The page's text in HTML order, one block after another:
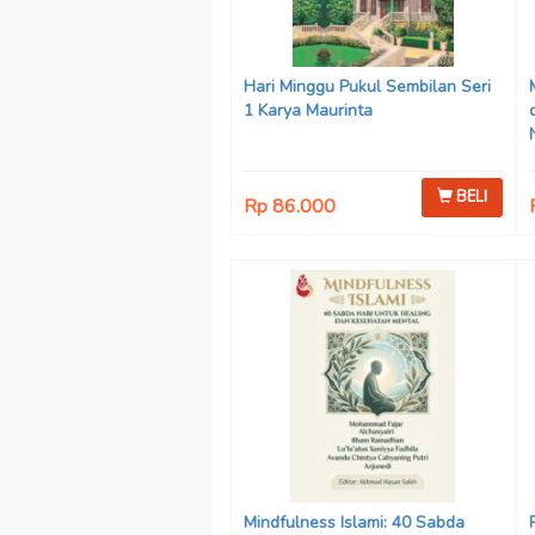
Hari Minggu Pukul Sembilan Seri
1 Karya Maurinta
Rp 86.000 BELI
Mindfulness Islami: 40 Sabda